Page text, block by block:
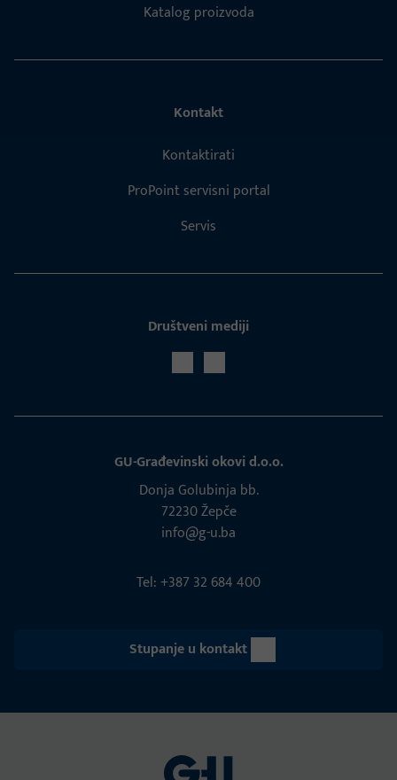
Katalog proizvoda
Kontakt
Kontaktirati
ProPoint servisni portal
Servis
Društveni mediji
GU-Građevinski okovi d.o.o.
Donja Golubinja bb.
72230 Žepče
info@g-u.ba
Tel: +387 32 684 400
Stupanje u kontakt